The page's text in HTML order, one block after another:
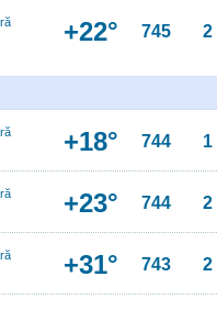
+22° 745 2
+18° 744 1
+23° 744 2
+31° 743 2